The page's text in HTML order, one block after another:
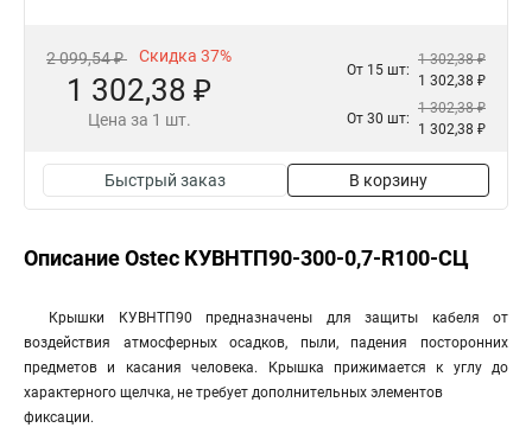
2 099,54 ₽ Скидка 37%
1 302,38 ₽
Цена за 1 шт.
От 15 шт:
1 302,38 ₽
1 302,38 ₽
От 30 шт:
1 302,38 ₽
1 302,38 ₽
Быстрый заказ В корзину
Описание Ostec КУВНТП90-300-0,7-R100-СЦ
Крышки КУВНТП90 предназначены для защиты кабеля от
воздействия атмосферных осадков, пыли, падения посторонних
предметов и касания человека. Крышка прижимается к углу до
характерного щелчка, не требует дополнительных элементов
фиксации.